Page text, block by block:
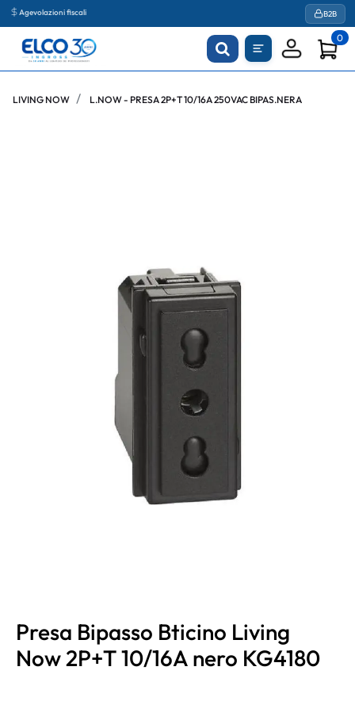
Agevolazioni fiscali B2B
0
LIVING NOW L.NOW - PRESA 2P+T 10/16A 250VAC BIPAS.NERA
Presa Bipasso Bticino Living
Now 2P+T 10/16A nero KG4180